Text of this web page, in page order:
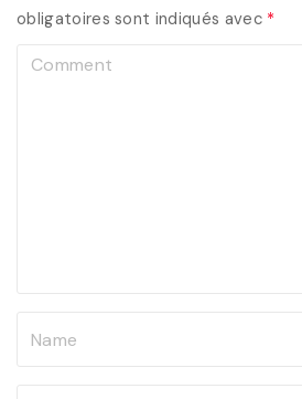
obligatoires sont indiqués avec *